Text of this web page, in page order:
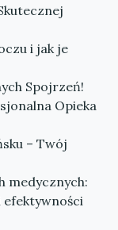
i jak je
Spojrzeń!
Opieka
– Twój
medycznych: